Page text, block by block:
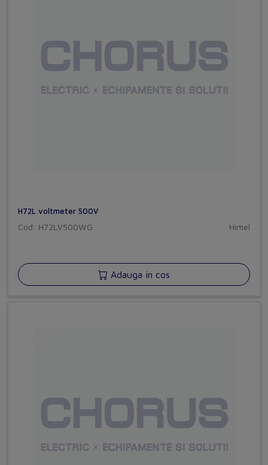
H72L voltmeter 500V
Cod: H72LV500WG Himel
Adauga in cos